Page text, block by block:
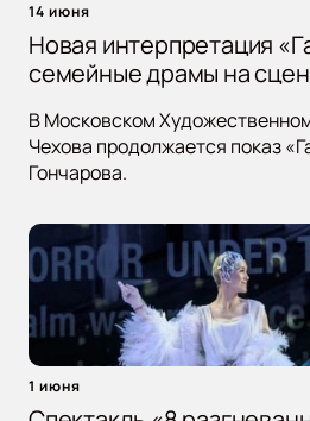
14 июня
Новая интерпретация
семейные драмы на
В Московском
Чехова продолжается показ
Гончарова.
1 июня